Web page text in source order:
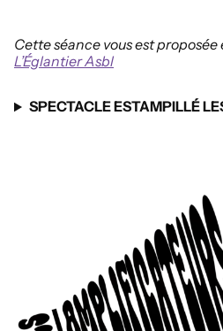
Cette séance vous est
L’Églantier Asbl
SPECTACLE ESTAMPILLÉ